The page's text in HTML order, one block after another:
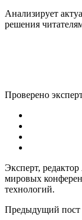
Анализирует
решения
Проверено
Эксперт,
мировых
технологий.
Предыдущий пост